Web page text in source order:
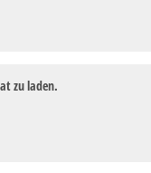
zu laden.